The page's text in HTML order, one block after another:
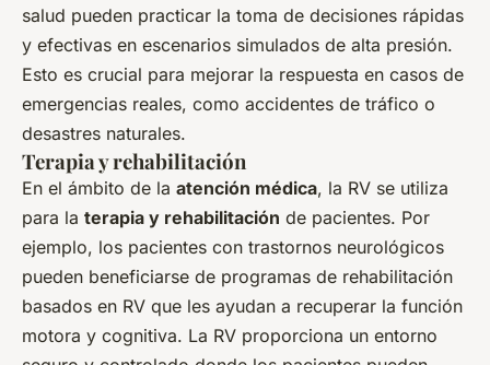
salud pueden practicar la toma de decisiones rápidas
y efectivas en escenarios simulados de alta presión.
Esto es crucial para mejorar la respuesta en casos de
emergencias reales, como accidentes de tráfico o
desastres naturales.
Terapia y rehabilitación
En el ámbito de la atención médica, la RV se utiliza
para la terapia y rehabilitación de pacientes. Por
ejemplo, los pacientes con trastornos neurológicos
pueden beneficiarse de programas de rehabilitación
basados en RV que les ayudan a recuperar la función
motora y cognitiva. La RV proporciona un entorno